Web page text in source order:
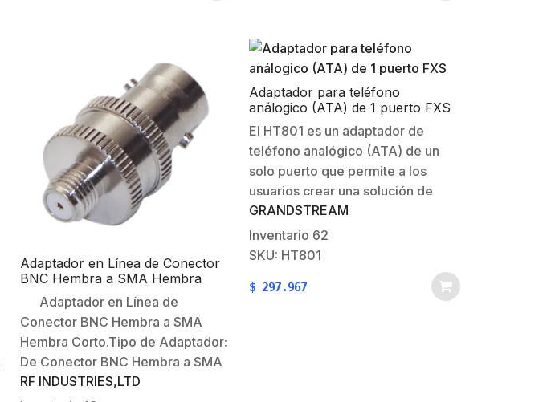
Adaptador en Línea de Conector
BNC Hembra a SMA Hembra
Corto / Celulares Motorola,
Níquel/ Oro/ Teflón.
Adaptador en Línea de
Conector BNC Hembra a SMA
Hembra Corto.Tipo de Adaptador:
De Conector BNC Hembra a SMA
Hembra corto.Modo de Montaje:
RF INDUSTRIES,LTD
Adaptador para teléfono
análogico (ATA) de 1 puerto FXS
El HT801 es un adaptador de
teléfono analógico (ATA) de un
solo puerto que permite a los
usuarios crear una solución de
telefonía IP manejable y de alta
calidad para e ntornos
residenciales y de oficinas. Su
tamaño ultra compacto, calidad de
voz, funcionalidad avanzada de
GRANDSTREAM
Inventario 62
SKU: HT801
$ 297.967